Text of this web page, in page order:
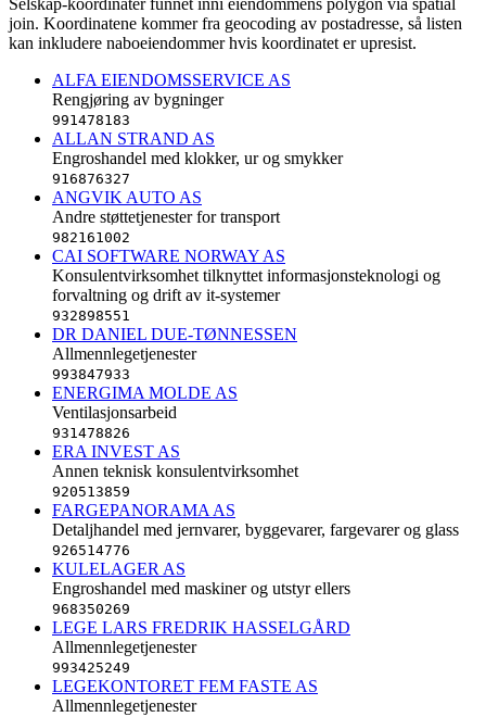
Selskap-koordinater funnet inni eiendommens polygon via spatial
join. Koordinatene kommer fra geocoding av postadresse, så listen
kan inkludere naboeiendommer hvis koordinatet er upresist.
ALFA EIENDOMSSERVICE AS
Rengjøring av bygninger
991478183
ALLAN STRAND AS
Engroshandel med klokker, ur og smykker
916876327
ANGVIK AUTO AS
Andre støttetjenester for transport
982161002
CAI SOFTWARE NORWAY AS
Konsulentvirksomhet tilknyttet informasjonsteknologi og
forvaltning og drift av it-systemer
932898551
DR DANIEL DUE-TØNNESSEN
Allmennlegetjenester
993847933
ENERGIMA MOLDE AS
Ventilasjonsarbeid
931478826
ERA INVEST AS
Annen teknisk konsulentvirksomhet
920513859
FARGEPANORAMA AS
Detaljhandel med jernvarer, byggevarer, fargevarer og glass
926514776
KULELAGER AS
Engroshandel med maskiner og utstyr ellers
968350269
LEGE LARS FREDRIK HASSELGÅRD
Allmennlegetjenester
993425249
LEGEKONTORET FEM FASTE AS
Allmennlegetjenester